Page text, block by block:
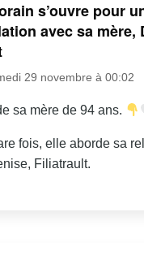
s’ouvre pour
avec sa mère,
29 novembre à 00:02
sa mère de 94 ans.
fois, elle aborde sa
Filiatrault.